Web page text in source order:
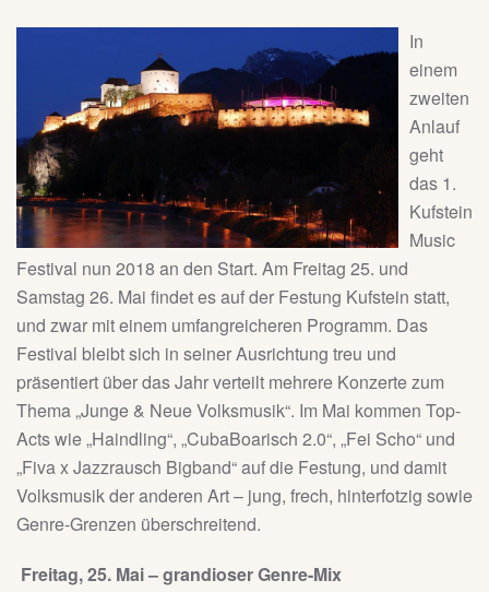
In
einem
zweiten
Anlauf
geht
das 1.
Kufstein
Music
Festival nun 2018 an den Start. Am Freitag 25. und
Samstag 26. Mai findet es auf der Festung Kufstein statt,
und zwar mit einem umfangreicheren Programm. Das
Festival bleibt sich in seiner Ausrichtung treu und
präsentiert über das Jahr verteilt mehrere Konzerte zum
Thema „Junge & Neue Volksmusik“. Im Mai kommen Top-
Acts wie „Haindling“, „CubaBoarisch 2.0“, „Fei Scho“ und
„Fiva x Jazzrausch Bigband“ auf die Festung, und damit
Volksmusik der anderen Art – jung, frech, hinterfotzig sowie
Genre-Grenzen überschreitend.
Freitag, 25. Mai – grandioser Genre-Mix